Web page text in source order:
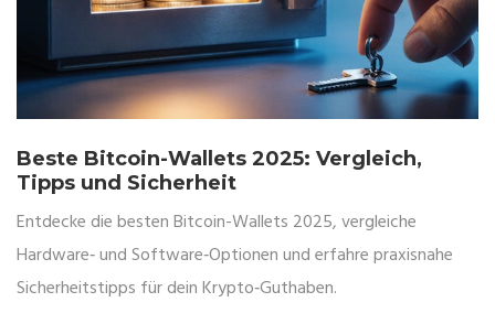
Beste Bitcoin-Wallets 2025: Vergleich,
Tipps und Sicherheit
Entdecke die besten Bitcoin-Wallets 2025, vergleiche
Hardware‑ und Software‑Optionen und erfahre praxisnahe
Sicherheitstipps für dein Krypto‑Guthaben.